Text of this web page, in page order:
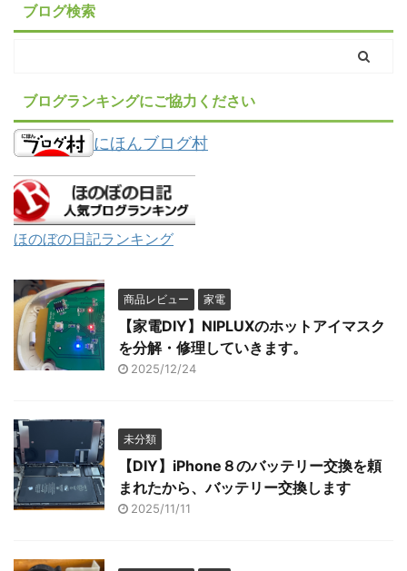
ブログ検索
ブログランキングにご協力ください
にほんブログ村
ほのぼの日記ランキング
商品レビュー 家電
【家電DIY】NIPLUXのホットアイマスク
を分解・修理していきます。
2025/12/24
未分類
【DIY】iPhone８のバッテリー交換を頼
まれたから、バッテリー交換します
2025/11/11